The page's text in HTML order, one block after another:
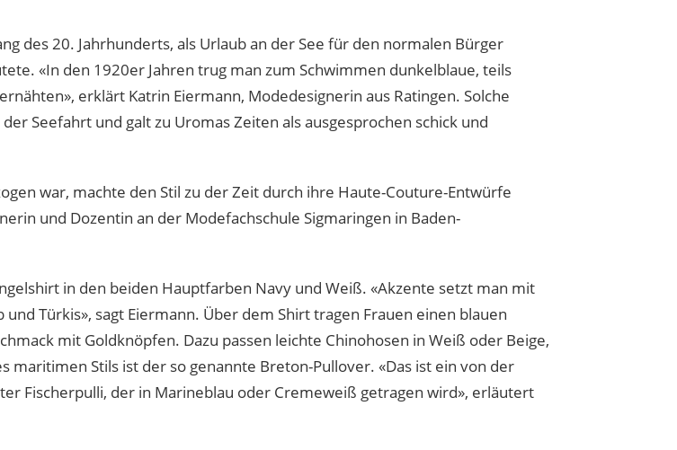
des 20. Jahrhunderts, als Urlaub an der See für den normalen Bürger
«In den 1920er Jahren trug man zum Schwimmen dunkelblaue, teils
erklärt Katrin Eiermann, Modedesignerin aus Ratingen. Solche
Seefahrt und galt zu Uromas Zeiten als ausgesprochen schick und
war, machte den Stil zu der Zeit durch ihre Haute-Couture-Entwürfe
und Dozentin an der Modefachschule Sigmaringen in Baden-
in den beiden Hauptfarben Navy und Weiß. «Akzente setzt man mit
Türkis», sagt Eiermann. Über dem Shirt tragen Frauen einen blauen
mit Goldknöpfen. Dazu passen leichte Chinohosen in Weiß oder Beige,
maritimen Stils ist der so genannte Breton-Pullover. «Das ist ein von der
Fischerpulli, der in Marineblau oder Cremeweiß getragen wird», erläutert